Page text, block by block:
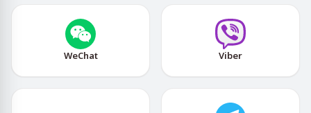
WeChat Viber